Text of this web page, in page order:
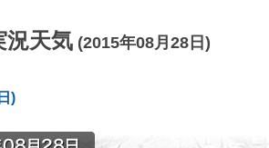
況天気 (2015年08月28日)
)